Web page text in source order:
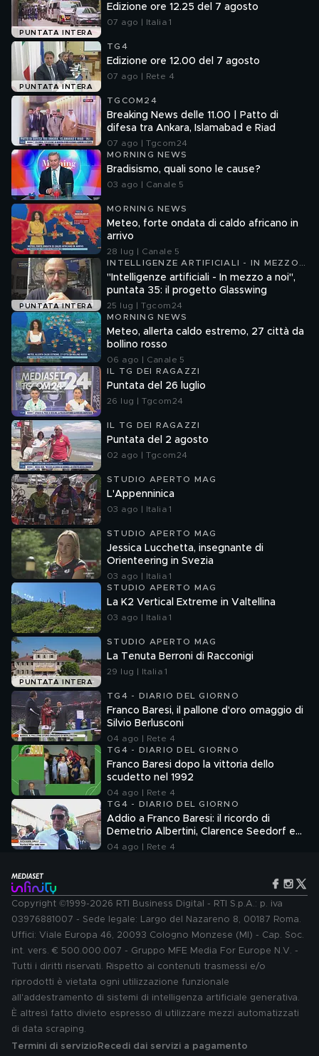
PUNTATA INTERA
Edizione ore 12.25 del 7 agosto
07 ago | Italia 1
PUNTATA INTERA
TG4
Edizione ore 12.00 del 7 agosto
07 ago | Rete 4
TGCOM24
Breaking News delle 11.00 | Patto di
difesa tra Ankara, Islamabad e Riad
07 ago | Tgcom24
MORNING NEWS
Bradisismo, quali sono le cause?
03 ago | Canale 5
MORNING NEWS
Meteo, forte ondata di caldo africano in
arrivo
28 lug | Canale 5
PUNTATA INTERA
INTELLIGENZE ARTIFICIALI - IN MEZZO
A NOI
"Intelligenze artificiali - In mezzo a noi",
puntata 35: il progetto Glasswing
25 lug | Tgcom24
MORNING NEWS
Meteo, allerta caldo estremo, 27 città da
bollino rosso
06 ago | Canale 5
IL TG DEI RAGAZZI
Puntata del 26 luglio
26 lug | Tgcom24
IL TG DEI RAGAZZI
Puntata del 2 agosto
02 ago | Tgcom24
STUDIO APERTO MAG
L'Appenninica
03 ago | Italia 1
STUDIO APERTO MAG
Jessica Lucchetta, insegnante di
Orienteering in Svezia
03 ago | Italia 1
STUDIO APERTO MAG
La K2 Vertical Extreme in Valtellina
03 ago | Italia 1
PUNTATA INTERA
STUDIO APERTO MAG
La Tenuta Berroni di Racconigi
29 lug | Italia 1
TG4 - DIARIO DEL GIORNO
Franco Baresi, il pallone d'oro omaggio di
Silvio Berlusconi
04 ago | Rete 4
TG4 - DIARIO DEL GIORNO
Franco Baresi dopo la vittoria dello
scudetto nel 1992
04 ago | Rete 4
TG4 - DIARIO DEL GIORNO
Addio a Franco Baresi: il ricordo di
Demetrio Albertini, Clarence Seedorf e
Giovanni Galli
04 ago | Rete 4
Copyright ©1999-2026 RTI Business Digital - RTI S.p.A.: p. iva
03976881007 - Sede legale: Largo del Nazareno 8, 00187 Roma.
Uffici: Viale Europa 46, 20093 Cologno Monzese (MI) - Cap. Soc.
int. vers. € 500.000.007 - Gruppo MFE Media For Europe N.V. -
Tutti i diritti riservati. Rispetto ai contenuti trasmessi e/o
riprodotti è vietata ogni utilizzazione funzionale
all'addestramento di sistemi di intelligenza artificiale generativa.
È altresì fatto divieto espresso di utilizzare mezzi automatizzati
di data scraping.
Termini di servizio Recedi dai servizi a pagamento